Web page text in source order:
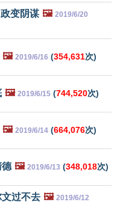
变阴谋 🖼️ 2019/6/20
🖼️ 2019/6/16 (354,631次)
🖼️ 2019/6/15 (744,520次)
🖼️ 2019/6/14 (664,076次)
德 🖼️ 2019/6/13 (348,018次)
过不去 🖼️ 2019/6/12